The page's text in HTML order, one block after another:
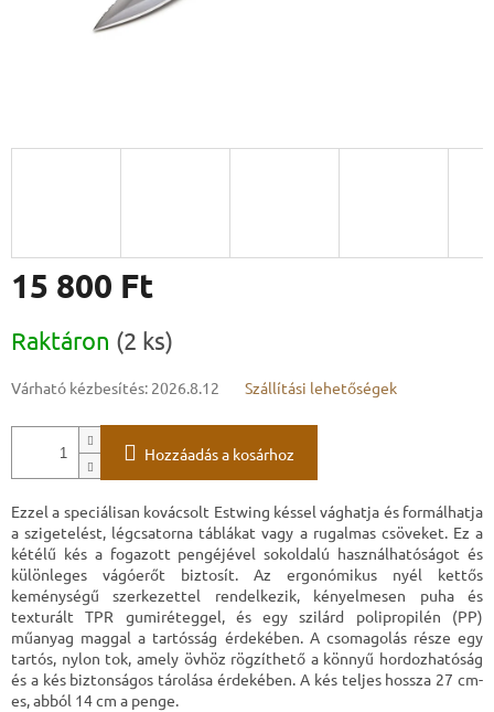
15 800 Ft
Raktáron (2 ks)
Várható kézbesítés: 2026.8.12 Szállítási lehetőségek
Hozzáadás a kosárhoz
Ezzel a speciálisan kovácsolt Estwing késsel vághatja és formálhatja
a szigetelést, légcsatorna táblákat vagy a rugalmas csöveket. Ez a
kétélű kés a fogazott pengéjével sokoldalú használhatóságot és
különleges vágóerőt biztosít. Az ergonómikus nyél kettős
keménységű szerkezettel rendelkezik, kényelmesen puha és
texturált TPR gumiréteggel, és egy szilárd polipropilén (PP)
műanyag maggal a tartósság érdekében. A csomagolás része egy
tartós, nylon tok, amely övhöz rögzíthető a könnyű hordozhatóság
és a kés biztonságos tárolása érdekében. A kés teljes hossza 27 cm-
es, abból 14 cm a penge.